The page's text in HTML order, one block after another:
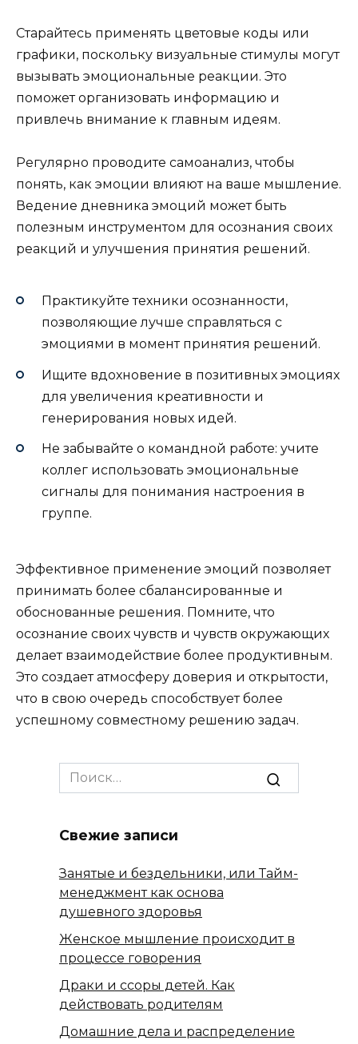
Старайтесь применять цветовые коды или
графики, поскольку визуальные стимулы могут
вызывать эмоциональные реакции. Это
поможет организовать информацию и
привлечь внимание к главным идеям.
Регулярно проводите самоанализ, чтобы
понять, как эмоции влияют на ваше мышление.
Ведение дневника эмоций может быть
полезным инструментом для осознания своих
реакций и улучшения принятия решений.
Практикуйте техники осознанности,
позволяющие лучше справляться с
эмоциями в момент принятия решений.
Ищите вдохновение в позитивных эмоциях
для увеличения креативности и
генерирования новых идей.
Не забывайте о командной работе: учите
коллег использовать эмоциональные
сигналы для понимания настроения в
группе.
Эффективное применение эмоций позволяет
принимать более сбалансированные и
обоснованные решения. Помните, что
осознание своих чувств и чувств окружающих
делает взаимодействие более продуктивным.
Это создает атмосферу доверия и открытости,
что в свою очередь способствует более
успешному совместному решению задач.
Search
for:
Свежие записи
Занятые и бездельники, или Тайм-
менеджмент как основа
душевного здоровья
Женское мышление происходит в
процессе говорения
Драки и ссоры детей. Как
действовать родителям
Домашние дела и распределение